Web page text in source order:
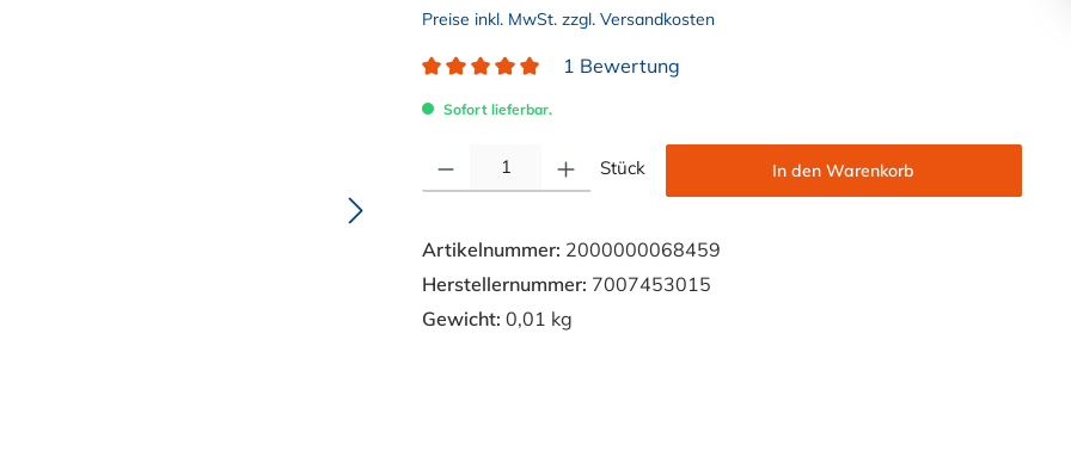
Preise inkl. MwSt. zzgl. Versandkosten
1 Bewertung
Sofort lieferbar.
Stück In den Warenkorb
Artikelnummer: 2000000068459
Herstellernummer: 7007453015
Gewicht: 0,01 kg